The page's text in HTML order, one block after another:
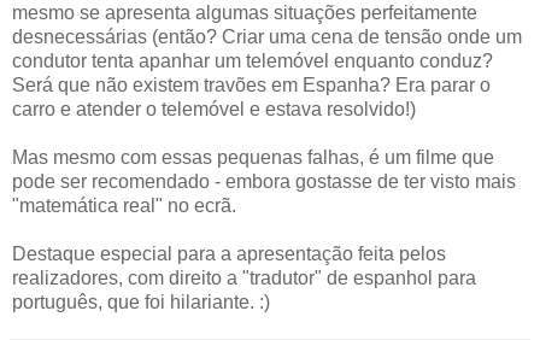
mesmo se apresenta algumas situações perfeitamente
desnecessárias (então? Criar uma cena de tensão onde um
condutor tenta apanhar um telemóvel enquanto conduz?
Será que não existem travões em Espanha? Era parar o
carro e atender o telemóvel e estava resolvido!)
Mas mesmo com essas pequenas falhas, é um filme que
pode ser recomendado - embora gostasse de ter visto mais
"matemática real" no ecrã.
Destaque especial para a apresentação feita pelos
realizadores, com direito a "tradutor" de espanhol para
português, que foi hilariante. :)